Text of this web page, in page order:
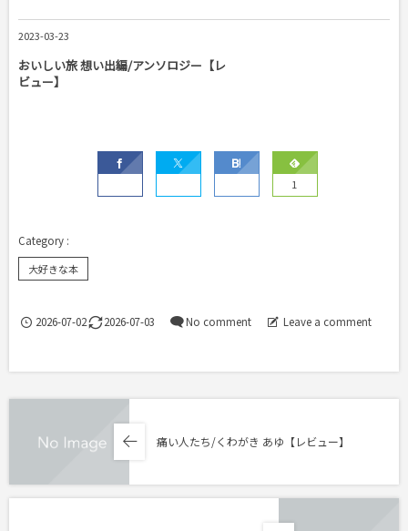
2023-03-23
おいしい旅 想い出編/アンソロジー【レ
ビュー】
1
大好きな本
2026-07-02 2026-07-03 No comment Leave a comment
痛い人たち/くわがき あゆ【レビュー】